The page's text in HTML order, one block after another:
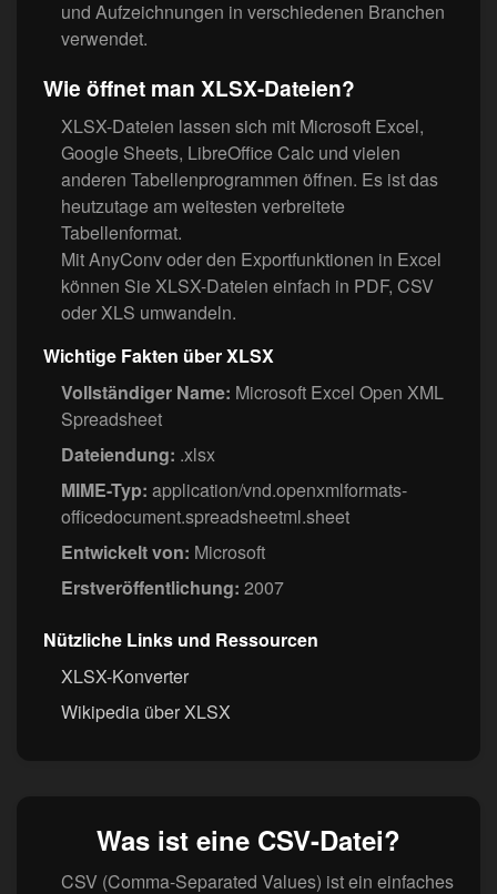
und Aufzeichnungen in verschiedenen Branchen
verwendet.
Wie öffnet man XLSX-Dateien?
XLSX-Dateien lassen sich mit Microsoft Excel,
Google Sheets, LibreOffice Calc und vielen
anderen Tabellenprogrammen öffnen. Es ist das
heutzutage am weitesten verbreitete
Tabellenformat.
Mit AnyConv oder den Exportfunktionen in Excel
können Sie XLSX-Dateien einfach in PDF, CSV
oder XLS umwandeln.
Wichtige Fakten über XLSX
Vollständiger Name: Microsoft Excel Open XML
Spreadsheet
Dateiendung: .xlsx
MIME-Typ: application/vnd.openxmlformats-
officedocument.spreadsheetml.sheet
Entwickelt von: Microsoft
Erstveröffentlichung: 2007
Nützliche Links und Ressourcen
XLSX-Konverter
Wikipedia über XLSX
Was ist eine CSV-Datei?
CSV (Comma-Separated Values) ist ein einfaches